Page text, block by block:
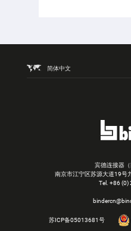
简体中文
宾德连接器
南京市江宁区苏源大道19号
Tel. +86 (0)
苏ICP备05013681号